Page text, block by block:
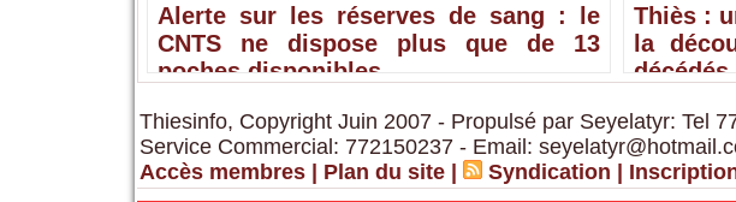
Alerte sur les réserves de sang : le
CNTS ne dispose plus que de 13
poches disponibles
Thiès :
la
décédés
Thiesinfo, Copyright Juin 2007 - Propulsé par Seyelatyr: Tel
Service Commercial: 772150237 - Email:
Accès membres | Plan du site | Syndication |